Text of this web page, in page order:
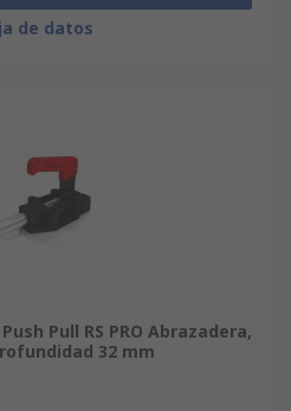
de datos
Pull RS PRO Abrazadera,
32 mm